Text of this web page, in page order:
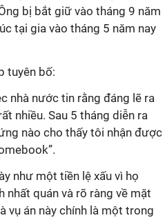
bị bắt giữ vào tháng 9 năm
tại gia vào tháng 5 năm nay
tuyên bố:
nhà nước tin rằng đáng lẽ ra
nhiều. Sau 5 tháng diễn ra
nào cho thấy tôi nhận được
như một tiền lệ xấu vì họ
nhất quán và rõ ràng về mặt
vụ án này chính là một trong